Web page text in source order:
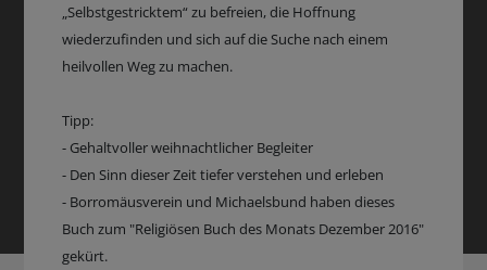
„Selbstgestricktem“ zu befreien, die Hoffnung
wiederzufinden und sich auf die Suche nach einem
heilvollen Weg zu machen.
Tipp:
- Gehaltvoller weihnachtlicher Begleiter
- Den Sinn dieser Zeit tiefer verstehen und erleben
- Borromäusverein und Michaelsbund haben dieses
Buch zum "Religiösen Buch des Monats Dezember 2016"
gekürt.